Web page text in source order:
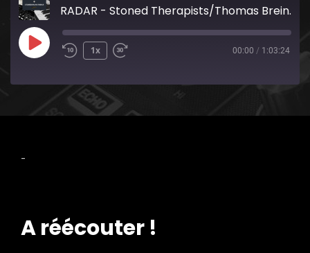
RADAR - Stoned Therapists/Thomas Breinert/Springfire/Gogojuice/Sultan Mashine/Kobalt/The Eggz/Absone
Play
1x 00:00 / 1:03:24
-
A réécouter !